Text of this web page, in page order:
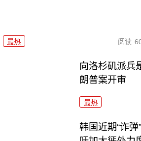
最热 阅读
向洛杉矶派兵
朗普案开审
最热
韩国近期“诈